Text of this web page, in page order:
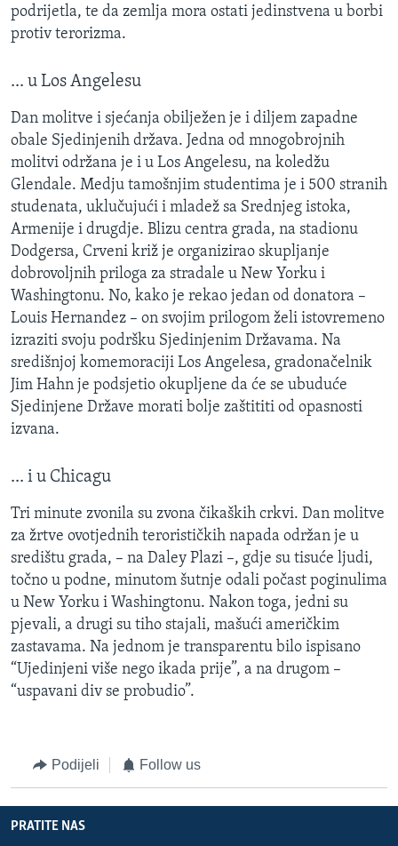
podrijetla, te da zemlja mora ostati jedinstvena u borbi
protiv terorizma.
... u Los Angelesu
Dan molitve i sjećanja obilježen je i diljem zapadne
obale Sjedinjenih država. Jedna od mnogobrojnih
molitvi održana je i u Los Angelesu, na koledžu
Glendale. Medju tamošnjim studentima je i 500 stranih
studenata, uklučujući i mladež sa Srednjeg istoka,
Armenije i drugdje. Blizu centra grada, na stadionu
Dodgersa, Crveni križ je organizirao skupljanje
dobrovoljnih priloga za stradale u New Yorku i
Washingtonu. No, kako je rekao jedan od donatora –
Louis Hernandez – on svojim prilogom želi istovremeno
izraziti svoju podršku Sjedinjenim Državama. Na
središnjoj komemoraciji Los Angelesa, gradonačelnik
Jim Hahn je podsjetio okupljene da će se ubuduće
Sjedinjene Države morati bolje zaštititi od opasnosti
izvana.
... i u Chicagu
Tri minute zvonila su zvona čikaških crkvi. Dan molitve
za žrtve ovotjednih terorističkih napada održan je u
središtu grada, – na Daley Plazi –, gdje su tisuće ljudi,
točno u podne, minutom šutnje odali počast poginulima
u New Yorku i Washingtonu. Nakon toga, jedni su
pjevali, a drugi su tiho stajali, mašući američkim
zastavama. Na jednom je transparentu bilo ispisano
“Ujedinjeni više nego ikada prije”, a na drugom –
“uspavani div se probudio”.
Podijeli Follow us
PRATITE NAS